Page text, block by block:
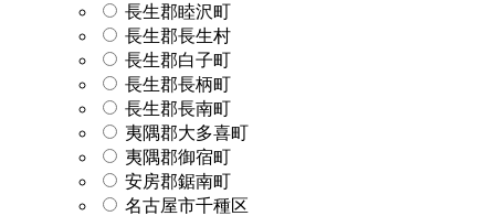
長生郡睦沢町
長生郡長生村
長生郡白子町
長生郡長柄町
長生郡長南町
夷隅郡大多喜町
夷隅郡御宿町
安房郡鋸南町
名古屋市千種区